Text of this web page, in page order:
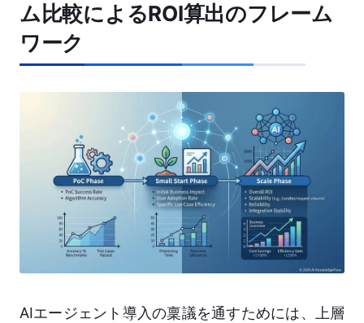
ム比較によるROI算出のフレーム
ワーク
AIエージェント導入の稟議を通すためには、上層